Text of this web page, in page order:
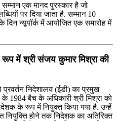
सम्मान एक मानद पुरस्कार है जो
पर दिया जाता है. सम्मान 10
दिन न्यूयॉर्क में आयोजित एक समारोह में
में श्री संजय कुमार मिश्रा की
निदेशालय (ईडी) का प्रमुख
के 1984 बैच के अधिकारी श्री मिश्रा को
के रूप में नियुक्‍त किया गया है. उन्‍हें
नियुक्ति होने तक निदेशक का अतिरिक्‍त